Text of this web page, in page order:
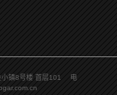
小镇8号楼 首层101 电